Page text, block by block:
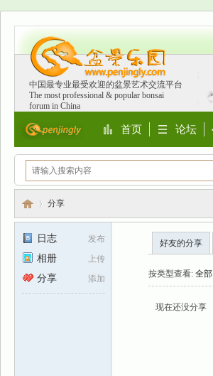
中国最专业最受欢迎的盆景艺术交流平台
The most professional & popular bonsai
forum in China
首页 论坛
盆
分享
发布
日志
上传
相册
添加
分享
好友的分享
按类型查看: 全部
现在还没分享